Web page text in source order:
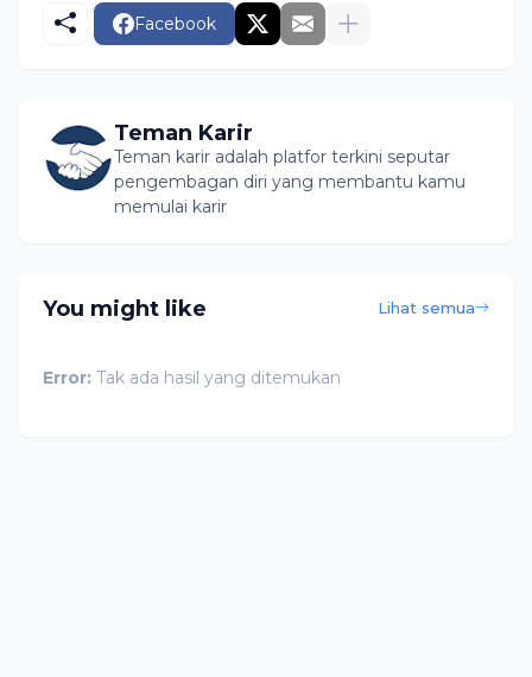
Facebook
Teman Karir
Teman karir adalah platfor terkini seputar
pengembagan diri yang membantu kamu
memulai karir
You might like Lihat semua
Error: Tak ada hasil yang ditemukan